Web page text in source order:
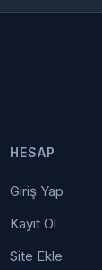
HESAP
Giriş Yap
Kayıt Ol
Site Ekle